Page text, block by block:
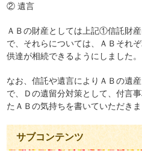
② 遺言
ＡＢの財産としては上記①信託財
で、それらについては、ＡＢそれ
供達が相続できるようにしました。
なお、信託や遺言によりＡＢの遺
で、Ｄの遺留分対策として、付言
たＡＢの気持ちを書いていただきま
サブコンテンツ